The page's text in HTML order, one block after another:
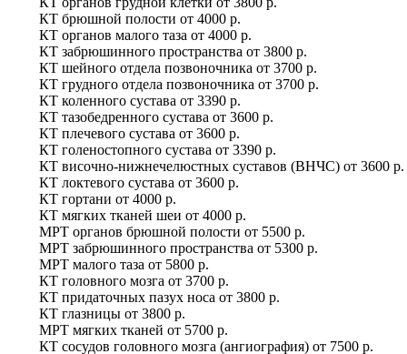
КТ брюшной полости от 4000 р.
КТ органов малого таза от 4000 р.
КТ забрюшинного пространства от 3800 р.
КТ шейного отдела позвоночника от 3700 р.
КТ грудного отдела позвоночника от 3700 р.
КТ коленного сустава от 3390 р.
КТ тазобедренного сустава от 3600 р.
КТ плечевого сустава от 3600 р.
КТ голеностопного сустава от 3390 р.
КТ височно-нижнечелюстных суставов (ВНЧС) от 3600 р.
КТ локтевого сустава от 3600 р.
КТ гортани от 4000 р.
КТ мягких тканей шеи от 4000 р.
МРТ органов брюшной полости от 5500 р.
МРТ забрюшинного пространства от 5300 р.
МРТ малого таза от 5800 р.
КТ головного мозга от 3700 р.
КТ придаточных пазух носа от 3800 р.
КТ глазницы от 3800 р.
МРТ мягких тканей от 5700 р.
КТ сосудов головного мозга (ангиография) от 7500 р.